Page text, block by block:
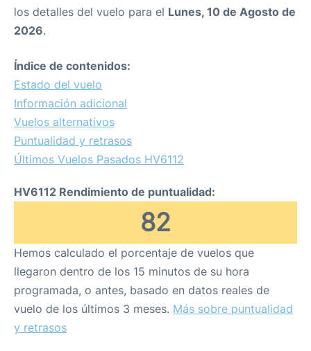
los detalles del vuelo para el Lunes, 10 de Agosto de
2026.
Índice de contenidos:
Estado del vuelo
Información adicional
Vuelos alternativos
Puntualidad y retrasos
Últimos Vuelos Pasados HV6112
HV6112 Rendimiento de puntualidad:
82
Hemos calculado el porcentaje de vuelos que
llegaron dentro de los 15 minutos de su hora
programada, o antes, basado en datos reales de
vuelo de los últimos 3 meses. Más sobre puntualidad
y retrasos